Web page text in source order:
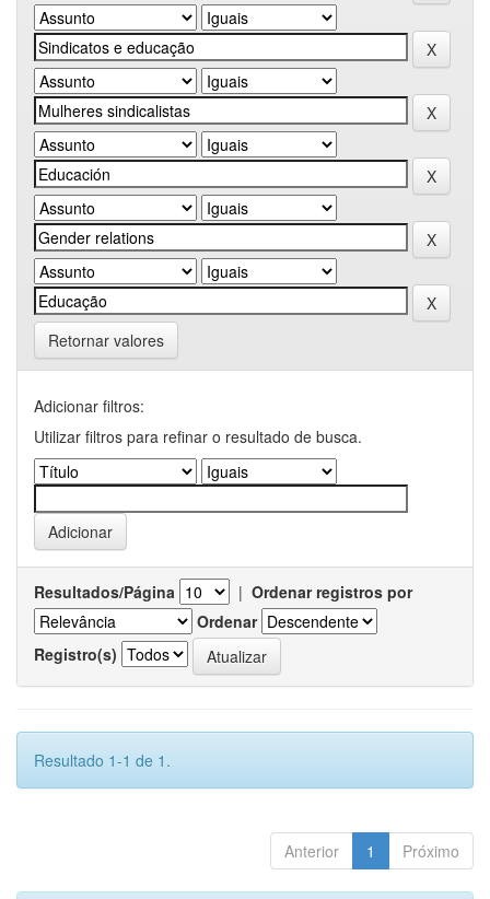
Retornar valores
Adicionar filtros:
Utilizar filtros para refinar o resultado de busca.
Resultados/Página | Ordenar registros por
Ordenar
Registro(s)
Resultado 1-1 de 1.
Anterior 1 Próximo